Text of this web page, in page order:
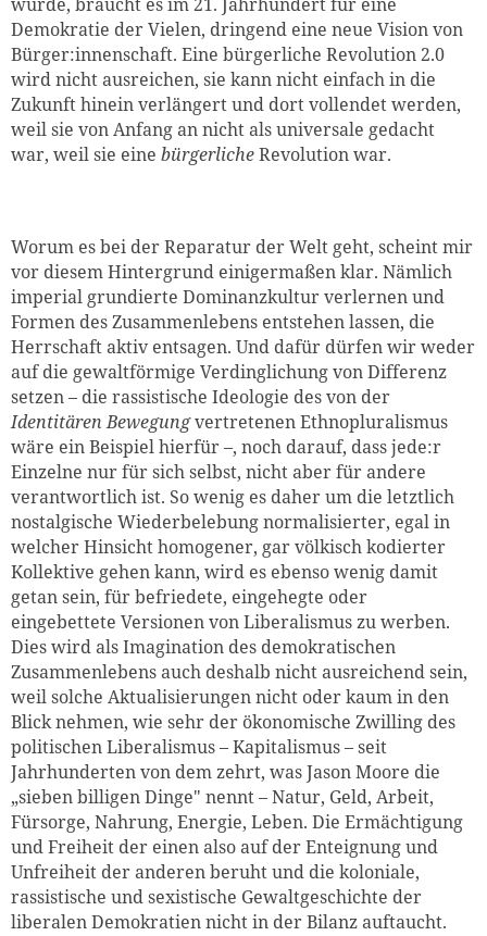
wurde, braucht es im 21. Jahrhundert für eine
Demokratie der Vielen, dringend eine neue Vision von
Bürger:innenschaft. Eine bürgerliche Revolution 2.0
wird nicht ausreichen, sie kann nicht einfach in die
Zukunft hinein verlängert und dort vollendet werden,
weil sie von Anfang an nicht als universale gedacht
war, weil sie eine bürgerlicheRevolution war.
Worum es bei der Reparatur der Welt geht, scheint mir
vor diesem Hintergrund einigermaßen klar. Nämlich
imperial grundierte Dominanzkultur verlernen und
Formen des Zusammenlebens entstehen lassen, die
Herrschaft aktiv entsagen. Und dafür dürfen wir weder
auf die gewaltförmige Verdinglichung von Differenz
setzen – die rassistische Ideologie des von der
Identitären Bewegungvertretenen Ethnopluralismus
wäre ein Beispiel hierfür –, noch darauf, dass jede:r
Einzelne nur für sich selbst, nicht aber für andere
verantwortlich ist. So wenig es daher um die letztlich
nostalgische Wiederbelebung normalisierter, egal in
welcher Hinsicht homogener, gar völkisch kodierter
Kollektive gehen kann, wird es ebenso wenig damit
getan sein, für befriedete, eingehegte oder
eingebettete Versionen von Liberalismus zu werben.
Dies wird als Imagination des demokratischen
Zusammenlebens auch deshalb nicht ausreichend sein,
weil solche Aktualisierungen nicht oder kaum in den
Blick nehmen, wie sehr der ökonomische Zwilling des
politischen Liberalismus – Kapitalismus – seit
Jahrhunderten von dem zehrt, was Jason Moore die
„sieben billigen Dinge" nennt – Natur, Geld, Arbeit,
Fürsorge, Nahrung, Energie, Leben. Die Ermächtigung
und Freiheit der einen also auf der Enteignung und
Unfreiheit der anderen beruht und die koloniale,
rassistische und sexistische Gewaltgeschichte der
liberalen Demokratien nicht in der Bilanz auftaucht.